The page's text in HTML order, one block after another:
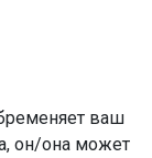
ваш
он/она может